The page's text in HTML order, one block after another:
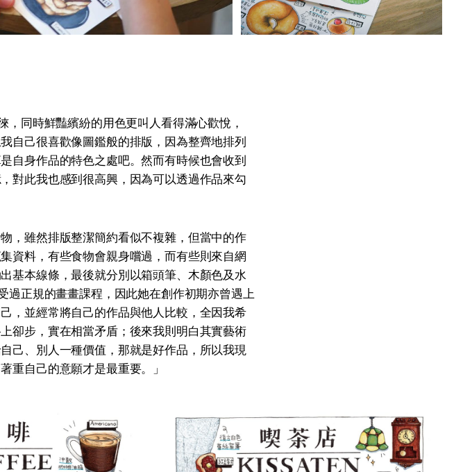
同時鮮豔繽紛的用色更叫人看得滿心歡悅，
自己很喜歡像圖鑑般的排版，因為整齊地排列
自身作品的特色之處吧。然而有時候也會收到
對此我也感到很高興，因為可以透過作品來勾
，雖然排版整潔簡約看似不複雜，但當中的作
資料，有些食物會親身嚐過，而有些則來自網
基本線條，最後就分別以箱頭筆、木顏色及水
過正規的畫畫課程，因此她在創作初期亦曾遇上
，並經常將自己的作品與他人比較，全因我希
卻步，實在相當矛盾；後來我則明白其實藝術
己、別人一種價值，那就是好作品，所以我現
重自己的意願才是最重要。」